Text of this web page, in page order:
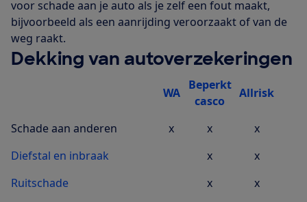
voor schade aan je auto als je zelf een fout maakt,
bijvoorbeeld als een aanrijding veroorzaakt of van de
weg raakt.
Dekking van autoverzekeringen
WA
Beperkt
casco
Allrisk
Schade aan anderen x x
x
Diefstal en inbraak
x
x
Ruitschade
x
x